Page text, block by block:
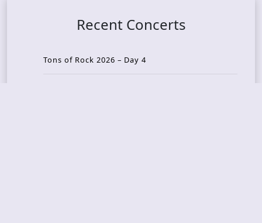
Recent Concerts
Tons of Rock 2026 – Day 4